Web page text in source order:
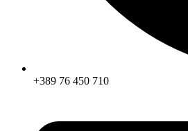
+389 76 450 710